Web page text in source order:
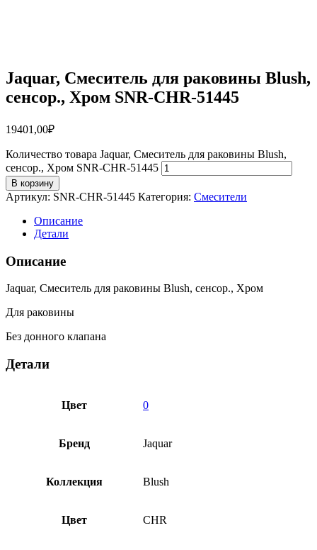
Jaquar, Смеситель для раковины Blush,
сенсор., Хром SNR-CHR-51445
19401,00₽
Количество товара Jaquar, Смеситель для раковины Blush,
сенсор., Хром SNR-CHR-51445
В корзину
Артикул: SNR-CHR-51445 Категория: Смесители
Описание
Детали
Описание
Jaquar, Смеситель для раковины Blush, сенсор., Хром
Для раковины
Без донного клапана
Детали
Цвет 0
Бренд Jaquar
Коллекция Blush
Цвет CHR